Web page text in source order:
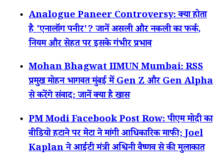
Analogue Paneer Controversy: क्या होता
है 'एनालॉग पनीर'? जानें असली और नकली का फर्क,
नियम और सेहत पर इसके गंभीर प्रभाव
Mohan Bhagwat IIMUN Mumbai: RSS
प्रमुख मोहन भागवत मुंबई में Gen Z और Gen Alpha
से करेंगे संवाद; जानें क्या है खास
PM Modi Facebook Post Row: पीएम मोदी का
वीडियो हटाने पर मेटा ने मांगी आधिकारिक माफी; Joel
Kaplan ने आईटी मंत्री अश्विनी वैष्णव से की मुलाकात